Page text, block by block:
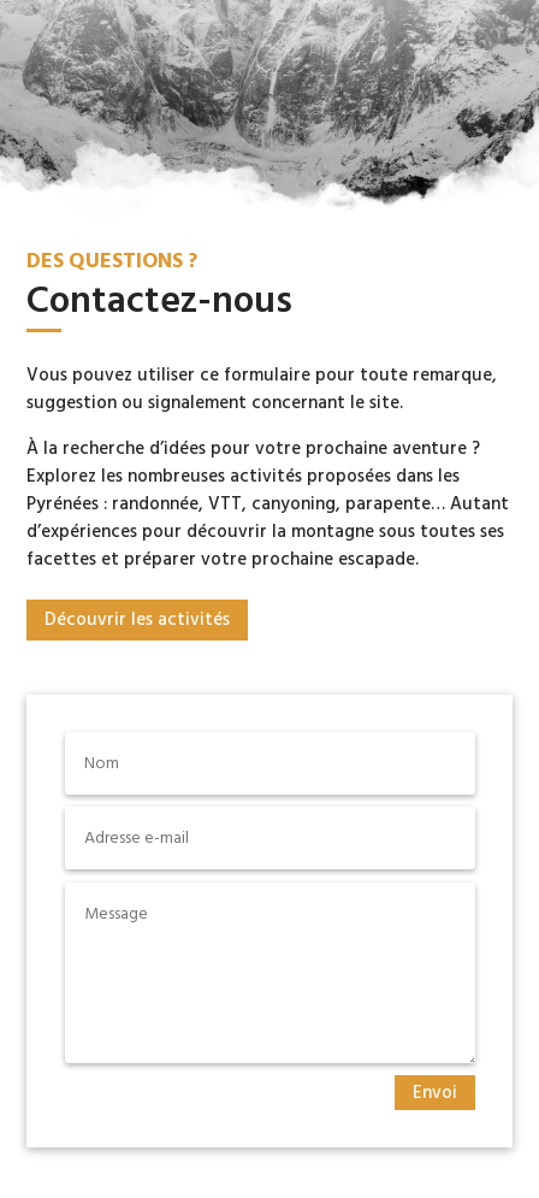
DES QUESTIONS ?
Contactez-nous
Vous pouvez utiliser ce formulaire pour toute remarque,
suggestion ou signalement concernant le site.
À la recherche d’idées pour votre prochaine aventure ?
Explorez les nombreuses activités proposées dans les
Pyrénées : randonnée, VTT, canyoning, parapente… Autant
d’expériences pour découvrir la montagne sous toutes ses
facettes et préparer votre prochaine escapade.
Découvrir les activités
Envoi